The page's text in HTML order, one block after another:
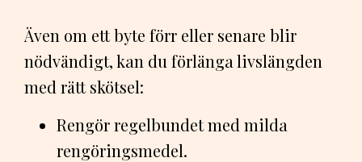
Även om ett byte förr eller senare blir
nödvändigt, kan du förlänga livslängden
med rätt skötsel:
Rengör regelbundet med milda
rengöringsmedel.